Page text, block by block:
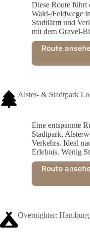
Diese Route führt
Wald-/Feldwege
Stadtlärm und
mit dem Gravel-
Route
Alster- & Stadtpark
Eine entspannte
Stadtpark,
Verkehrs. Ideal
Erlebnis. Wenig
Route
Overnighter: